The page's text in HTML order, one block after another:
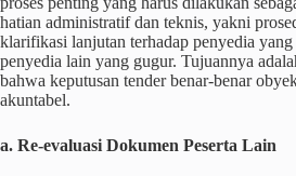
hatian administratif dan teknis, yakni
klarifikasi lanjutan terhadap penyedia
penyedia lain yang gugur. Tujuannya
bahwa keputusan tender benar-benar
akuntabel.
a. Re-evaluasi Dokumen Peserta Lain